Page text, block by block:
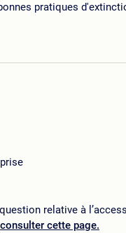
pratiques
relative à
consulter cette page.